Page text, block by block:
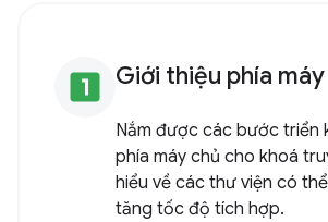
looks_one Giới thiệu phía
Nắm được các bước triển
phía máy chủ cho khoá
hiểu về các thư viện có
tăng tốc độ tích hợp.